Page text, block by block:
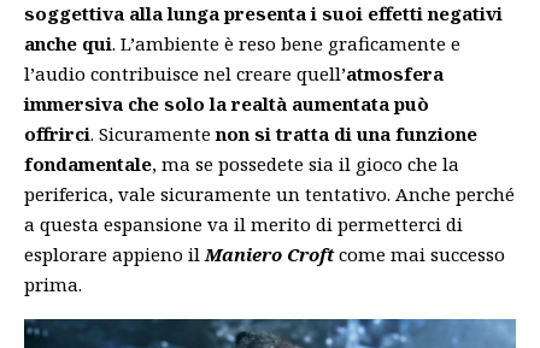
soggettiva alla lunga presenta i suoi effetti negativi
anche qui. L’ambiente è reso bene graficamente e
l’audio contribuisce nel creare quell’atmosfera
immersiva che solo la realtà aumentata può
offrirci. Sicuramentenon si tratta di una funzione
fondamentale, ma se possedete sia il gioco che la
periferica, vale sicuramente un tentativo. Anche perché
a questa espansione va il merito di permetterci di
esplorare appieno ilManiero Croftcome mai successo
prima.